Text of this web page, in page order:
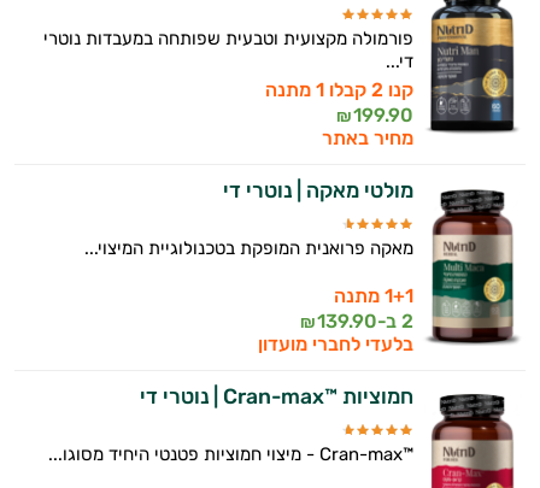
פורמולה מקצועית וטבעית שפותחה במעבדות נוטרי
די...
קנו 2 קבלו 1 מתנה
199.90
₪
מחיר באתר
מולטי מאקה | נוטרי די
מאקה פרואנית המופקת בטכנולוגיית המיצוי...
1+1 מתנה
2 ב-
139.90
₪
בלעדי לחברי מועדון
חמוציות ™Cran-max | נוטרי די
™Cran-max - מיצוי חמוציות פטנטי היחיד מסוגו...
יום וגם בתחום הכושר והספורט.
המטרה שלי היא להתאים עבורך המלצות
אישיות מבוססות מדעית.
זה הזמן להתחיל. איך אוכל לעזור?